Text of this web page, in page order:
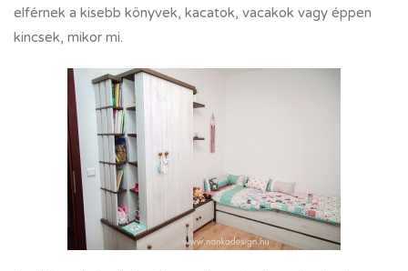
elférnek a kisebb könyvek, kacatok, vacakok vagy éppen
kincsek, mikor mi.